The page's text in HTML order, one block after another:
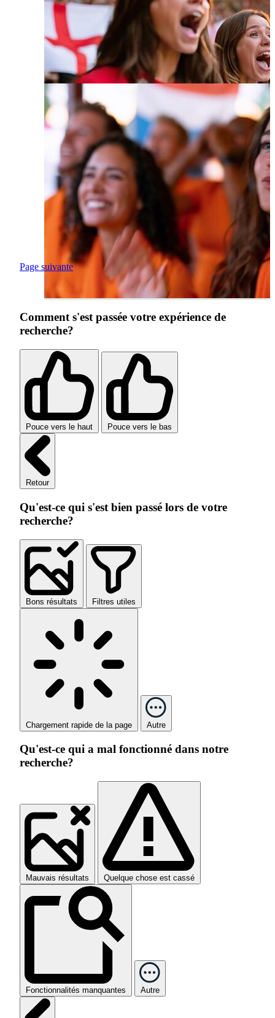
Page suivante
Comment s'est passée votre expérience de
recherche?
Pouce vers le haut Pouce vers le bas
Retour
Qu'est-ce qui s'est bien passé lors de votre
recherche?
Bons résultats Filtres utiles
Chargement rapide de la page Autre
Qu'est-ce qui a mal fonctionné dans notre
recherche?
Mauvais résultats Quelque chose est cassé
Fonctionnalités manquantes Autre